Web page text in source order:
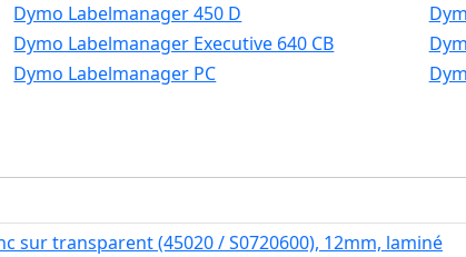
Dymo Labelmanager 450 D
Dymo Labelmanager Executive 640 CB
Dymo Labelmanager PC
sur transparent (45020 / S0720600), 12mm, laminé